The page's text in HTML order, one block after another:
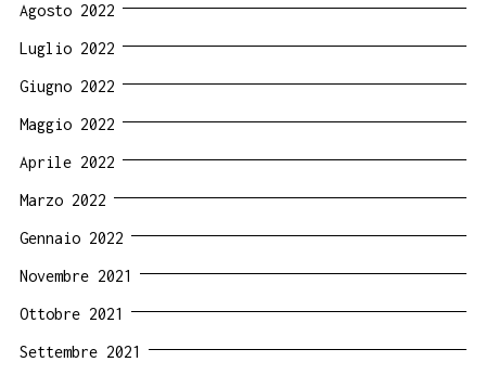
Agosto 2022
Luglio 2022
Giugno 2022
Maggio 2022
Aprile 2022
Marzo 2022
Gennaio 2022
Novembre 2021
Ottobre 2021
Settembre 2021